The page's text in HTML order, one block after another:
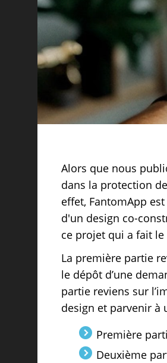
Alors que nous
dans la protection
effet, FantomApp
d'un design co-
ce projet qui a fait
La première partie
le dépôt d’une
partie reviens sur
design et parvenir à
Première
Deuxième